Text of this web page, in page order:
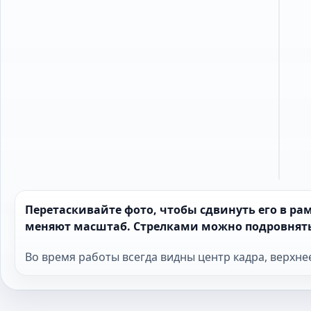
Перетаскивайте фото, чтобы сдвинуть его в
меняют масштаб. Стрелками можно
Во время работы всегда видны центр кадра,